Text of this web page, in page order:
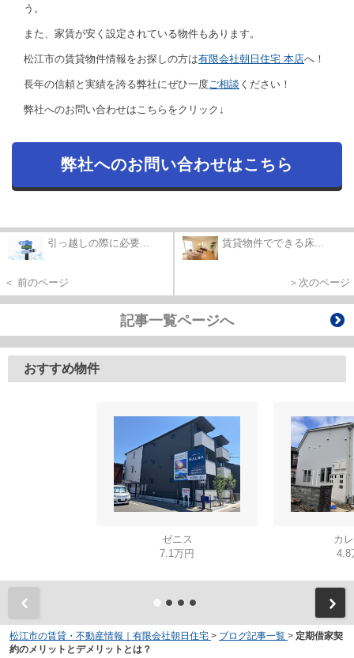
う。
また、家賃が安く設定されている物件もあります。
松江市の賃貸物件情報をお探しの方は有限会社朝日住宅 本店へ！
長年の信頼と実績を誇る弊社にぜひ一度ご相談 ください！
弊社へのお問い合わせはこちらをクリック↓
弊社へのお問い合わせはこちら
引っ越しの際に必要...
＜ 前のページ
賃貸物件でできる床...
＞次のページ
記事一覧ページへ
おすすめ物件
ゼニス
7.1万円
カ
4.8
松江市の賃貸・不動産情報｜有限会社朝日住宅 > ブログ記事一覧 > 定期借家契
約のメリットとデメリットとは？